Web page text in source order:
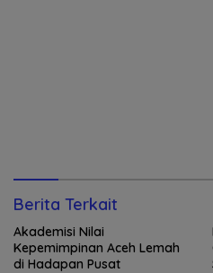
Berita Terkait
Akademisi Nilai
Kepemimpinan Aceh Lemah
di Hadapan Pusat